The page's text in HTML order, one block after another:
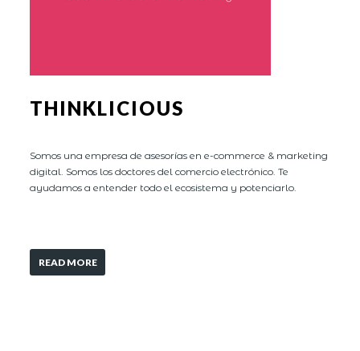
THINKLICIOUS
Somos una empresa de asesorías en e-commerce & marketing
digital. Somos los doctores del comercio electrónico. Te
ayudamos a entender todo el ecosistema y potenciarlo.
READ MORE